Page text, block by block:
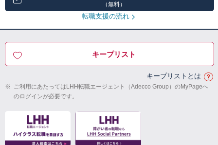
（無料）
転職支援の流れ
キープリスト
キープリストとは
※ ご利用にあたってはLHH転職エージェント（Adecco Group）のMyPageへ
のログインが必要です。